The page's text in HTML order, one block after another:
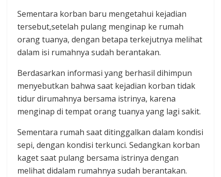
Sementara korban baru mengetahui kejadian
tersebut,setelah pulang menginap ke rumah
orang tuanya, dengan betapa terkejutnya melihat
dalam isi rumahnya sudah berantakan.
Berdasarkan informasi yang berhasil dihimpun
menyebutkan bahwa saat kejadian korban tidak
tidur dirumahnya bersama istrinya, karena
menginap di tempat orang tuanya yang lagi sakit.
Sementara rumah saat ditinggalkan dalam kondisi
sepi, dengan kondisi terkunci. Sedangkan korban
kaget saat pulang bersama istrinya dengan
melihat didalam rumahnya sudah berantakan.